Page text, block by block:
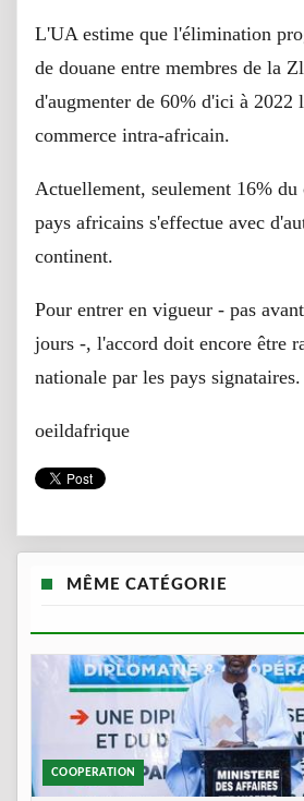
L'UA estime que l'élimination
de douane entre membres de la
d'augmenter de 60% d'ici à 2022
commerce intra-africain.
Actuellement, seulement 16% du
pays africains s'effectue avec
continent.
Pour entrer en vigueur - pas
jours -, l'accord doit encore être
nationale par les pays signataires.
oeildafrique
MÊME CATÉGORIE
COOPERATION